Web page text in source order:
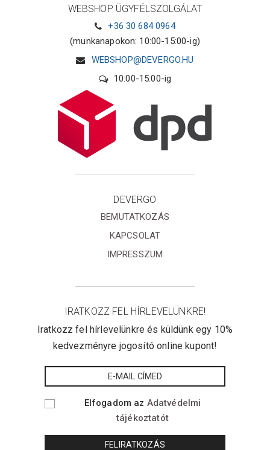
WEBSHOP ÜGYFÉLSZOLGÁLAT
+36 30 684 0964
(munkanapokon: 10:00-15:00-ig)
WEBSHOP@DEVERGO.HU
10:00-15:00-ig
DEVERGO
BEMUTATKOZÁS
KAPCSOLAT
IMPRESSZUM
IRATKOZZ FEL HÍRLEVELÜNKRE!
Iratkozz fel hírlevelünkre és küldünk egy 10%
kedvezményre jogosító online kupont!
Elfogadom az Adatvédelmi
tájékoztatót